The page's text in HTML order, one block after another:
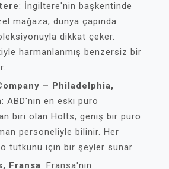
: İngiltere'nin başkentinde
mağaza, dünya çapında
dikkat çeker.
harmanlanmış benzersiz bir
– Philadelphia,
: ABD'nin en eski puro
biri olan Holts, geniş bir puro
personeliyle bilinir. Her
tutkunu için bir şeyler sunar.
Fransa: Fransa'nın